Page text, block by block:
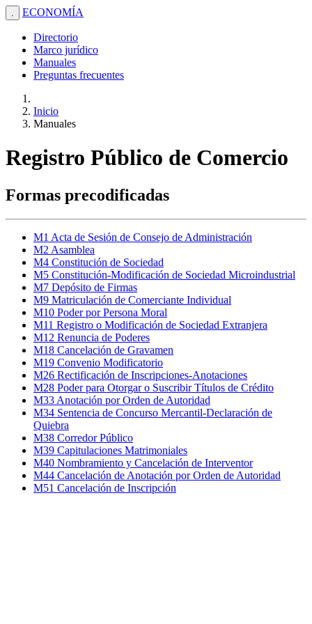
. ECONOMÍA
Directorio
Marco jurídico
Manuales
Preguntas frecuentes
Inicio
Manuales
Registro Público de Comercio
Formas precodificadas
M1 Acta de Sesión de Consejo de Administración
M2 Asamblea
M4 Constitución de Sociedad
M5 Constitución-Modificación de Sociedad Microindustrial
M7 Depósito de Firmas
M9 Matriculación de Comerciante Individual
M10 Poder por Persona Moral
M11 Registro o Modificación de Sociedad Extranjera
M12 Renuncia de Poderes
M18 Cancelación de Gravamen
M19 Convenio Modificatorio
M26 Rectificación de Inscripciones-Anotaciones
M28 Poder para Otorgar o Suscribir Títulos de Crédito
M33 Anotación por Orden de Autoridad
M34 Sentencia de Concurso Mercantil-Declaración de
Quiebra
M38 Corredor Público
M39 Capitulaciones Matrimoniales
M40 Nombramiento y Cancelación de Interventor
M44 Cancelación de Anotación por Orden de Autoridad
M51 Cancelación de Inscripción